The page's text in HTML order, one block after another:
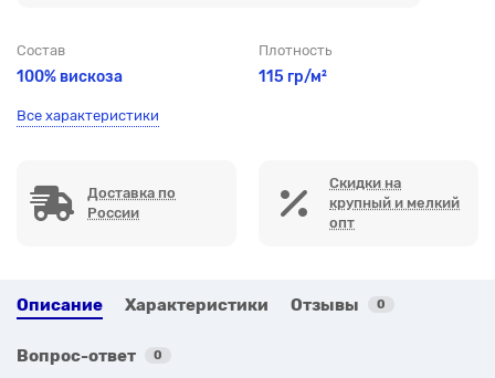
Состав
100% вискоза
Плотность
115 гр/м²
Все характеристики
Доставка по
России
Скидки на
крупный и мелкий
опт
Описание Характеристики Отзывы 0
Вопрос-ответ 0